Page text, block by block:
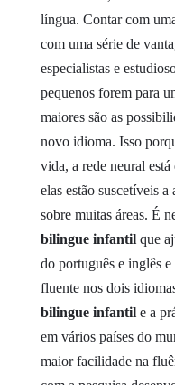
língua. Contar com
com uma série de
especialistas e
pequenos forem para
maiores são as
novo idioma. Isso
vida, a rede neural
elas estão suscetíveis
sobre muitas áreas. É
bilingue infantil que
do português e inglês
fluente nos dois
bilingue infantil e a
em vários países do
maior facilidade na